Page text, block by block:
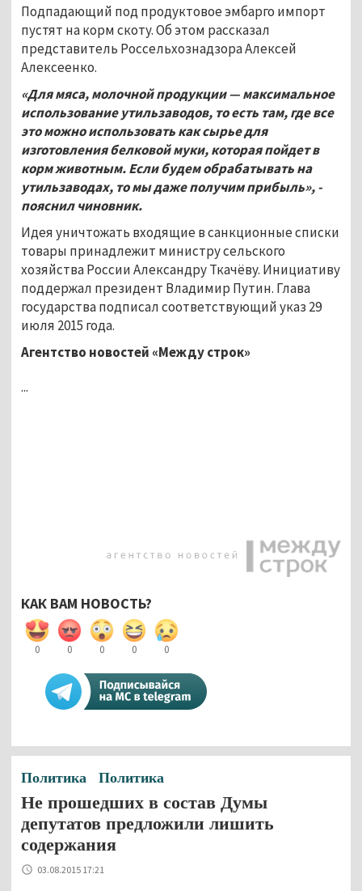
Подпадающий под продуктовое эмбарго импорт
пустят на корм скоту. Об этом рассказал
представитель Россельхознадзора Алексей
Алексеенко.
«Для мяса, молочной продукции — максимальное
использование утильзаводов, то есть там, где все
это можно использовать как сырье для
изготовления белковой муки, которая пойдет в
корм животным. Если будем обрабатывать на
утильзаводах, то мы даже получим прибыль», -
пояснил чиновник.
Идея уничтожать входящие в санкционные списки
товары принадлежит министру сельского
хозяйства России Александру Ткачёву. Инициативу
поддержал президент Владимир Путин. Глава
государства подписал соответствующий указ 29
июля 2015 года.
Агентство новостей «Между строк»
...
КАК ВАМ НОВОСТЬ?
0 0 0 0 0
Политика Политика
Не прошедших в состав Думы
депутатов предложили лишить
содержания
03.08.2015 17:21